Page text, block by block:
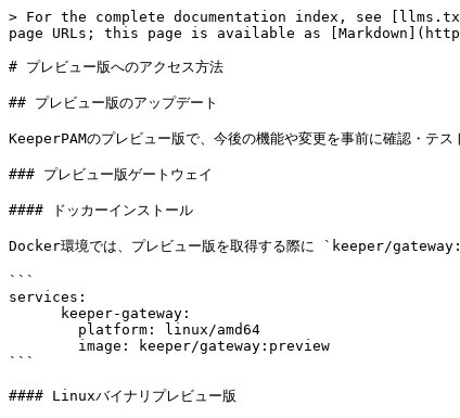
> For the complete documentation index, see
page URLs; this page is available as
# プレビュー版へのアクセス方法
## プレビュー版のアップデート
KeeperPAMのプレビュー版で、今後の機能や変更を事前に確認・テ
### プレビュー版ゲートウェイ
#### ドッカーインストール
Docker環境では、プレビュー版を取得する際に `keeper/
```
services:
```
#### Linuxバイナリプレビュー版